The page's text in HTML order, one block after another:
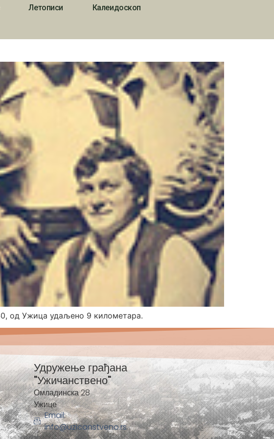
Летописи
Калеидоскоп
од Ужица удаљено 9 километара.
Удружење грађана
"Ужичанствено"
Омладинска 28
Ужице
Email:
info@uzicanstveno.rs